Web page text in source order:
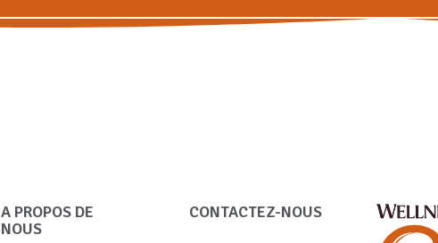
A PROPOS DE
NOUS
CONTACTEZ-NOUS